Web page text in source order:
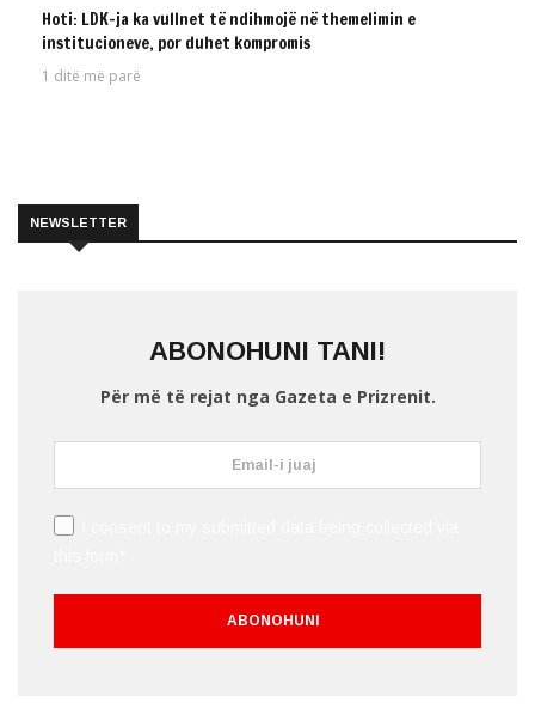
UNCATEGORIZED
Hoti: LDK-ja ka vullnet të ndihmojë në themelimin e
institucioneve, por duhet kompromis
1 ditë më parë
NEWSLETTER
ABONOHUNI TANI!
Për më të rejat nga Gazeta e Prizrenit.